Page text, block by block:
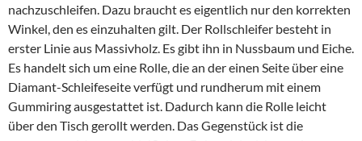
nachzuschleifen. Dazu braucht es eigentlich nur den korrekten
Winkel, den es einzuhalten gilt. Der Rollschleifer besteht in
erster Linie aus Massivholz. Es gibt ihn in Nussbaum und Eiche.
Es handelt sich um eine Rolle, die an der einen Seite über eine
Diamant-Schleifeseite verfügt und rundherum mit einem
Gummiring ausgestattet ist. Dadurch kann die Rolle leicht
über den Tisch gerollt werden. Das Gegenstück ist die